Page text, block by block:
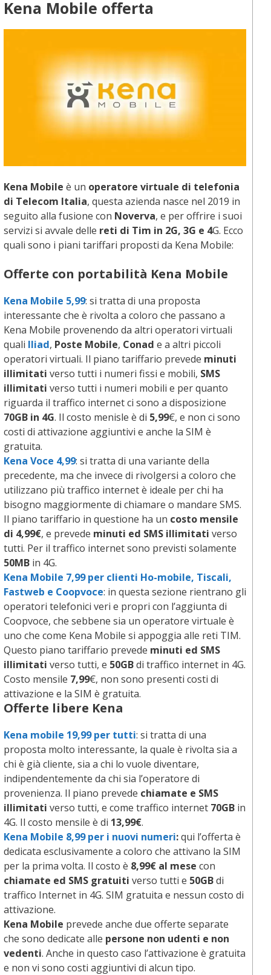
Kena Mobile offerta
Kena Mobile è un operatore virtuale di telefonia
di Telecom Italia, questa azienda nasce nel 2019 in
seguito alla fusione con Noverva, e per offrire i suoi
servizi si avvale delle reti di Tim in 2G, 3G e 4G. Ecco
quali sono i piani tariffari proposti da Kena Mobile:
Offerte con portabilità Kena Mobile
Kena Mobile 5,99: si tratta di una proposta
interessante che è rivolta a coloro che passano a
Kena Mobile provenendo da altri operatori virtuali
quali Iliad, Poste Mobile, Conad e a altri piccoli
operatori virtuali. Il piano tariffario prevede minuti
illimitati verso tutti i numeri fissi e mobili, SMS
illimitati verso tutti i numeri mobili e per quanto
riguarda il traffico internet ci sono a disposizione
70GB in 4G. Il costo menisle è di 5,99€, e non ci sono
costi di attivazione aggiuntivi e anche la SIM è
gratuita.
Kena Voce 4,99: si tratta di una variante della
precedente, ma che invece di rivolgersi a coloro che
utilizzano più traffico internet è ideale per chi ha
bisogno maggiormente di chiamare o mandare SMS.
Il piano tariffario in questione ha un costo mensile
di 4,99€, e prevede minuti ed SMS illimitati verso
tutti. Per il traffico internet sono previsti solamente
50MB in 4G.
Kena Mobile 7,99 per clienti Ho-mobile, Tiscali,
Fastweb e Coopvoce: in questa sezione rientrano gli
operatori telefonici veri e propri con l’aggiunta di
Coopvoce, che sebbene sia un operatore virtuale è
uno che come Kena Mobile si appoggia alle reti TIM.
Questo piano tariffario prevede minuti ed SMS
illimitati verso tutti, e 50GBdi traffico internet in 4G.
Costo mensile 7,99€, non sono presenti costi di
attivazione e la SIM è gratuita.
Offerte libere Kena
Kena mobile 19,99 per tutti: si tratta di una
proposta molto interessante, la quale è rivolta sia a
chi è già cliente, sia a chi lo vuole diventare,
indipendentemente da chi sia l’operatore di
provenienza. Il piano prevede chiamate e SMS
illimitati verso tutti, e come traffico internet 70GB in
4G. Il costo mensile è di 13,99€.
Kena Mobile 8,99 per i nuovi numeri:qui l’offerta è
dedicata esclusivamente a coloro che attivano la SIM
per la prima volta. Il costo è 8,99€ al mese con
chiamate ed SMS gratuiti verso tutti e 50GBdi
traffico Internet in 4G. SIM gratuita e nessun costo di
attivazione.
Kena Mobile prevede anche due offerte separate
che sono dedicate alle persone non udenti e non
vedenti. Anche in questo caso l’attivazione è gratuita
e non vi sono costi aggiuntivi di alcun tipo.